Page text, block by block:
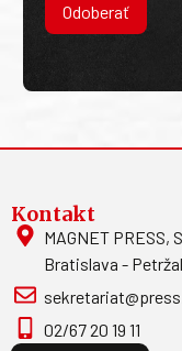
Odoberať
Kontakt
MAGNET PRESS,
Bratislava -
02/67 20 19 11